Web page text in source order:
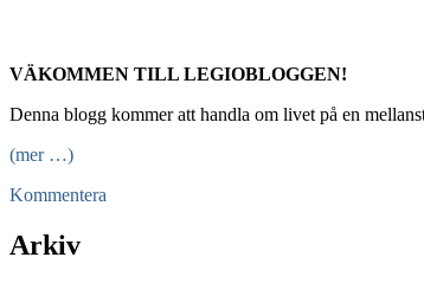
VÄKOMMEN TILL LEGIOBLOGGEN!
Denna blogg kommer att handla om livet på en
(mer …)
Kommentera
Arkiv